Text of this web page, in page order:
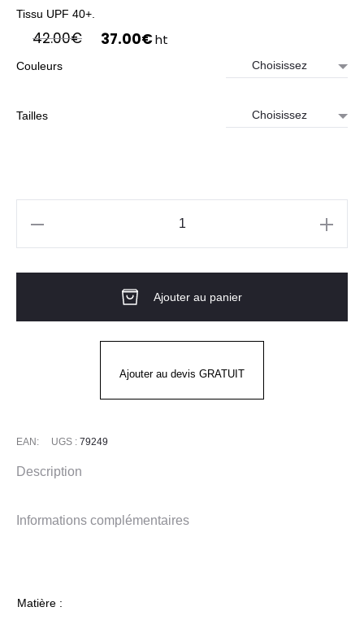
Tissu UPF 40+.
42.00€ 37.00€ Le
ht
Couleurs
Tailles
TECH
Ajouter au panier
Ajouter au devis GRATUIT
EAN: UGS : 79249
Description
Informations complémentaires
Matière :